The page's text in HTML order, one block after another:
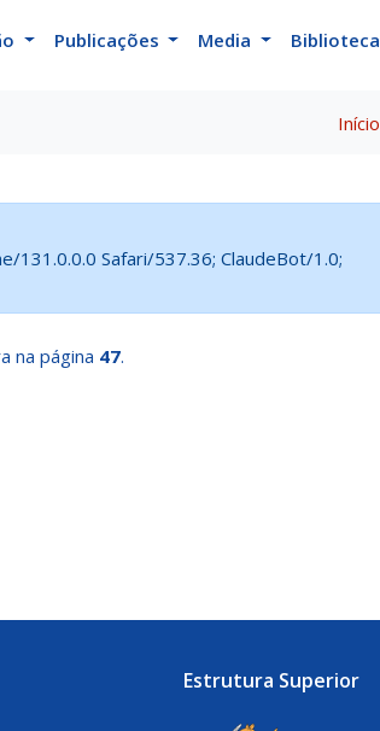
Publicações Media Biblioteca
Início
131.0.0.0 Safari/537.36; ClaudeBot/1.0;
na página 47.
Estrutura Superior